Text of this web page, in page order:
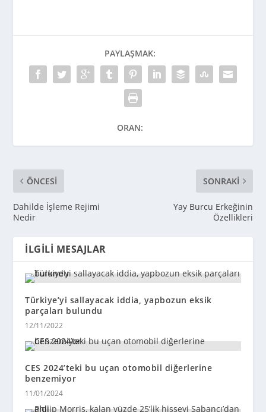
PAYLAŞMAK:
ORAN:
ÖNCESI
Dahilde İşleme Rejimi
Nedir
SONRAKI
Yay Burcu Erkeğinin
Özellikleri
İLGILI MESAJLAR
Türkiye’yi sallayacak iddia, yapbozun eksik
parçaları bulundu
12/11/2022
CES 2024’teki bu uçan otomobil diğerlerine
benzemiyor
11/01/2024